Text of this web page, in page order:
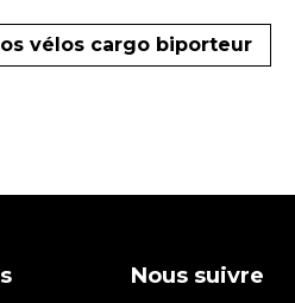
vélos cargo biporteur
Nous suivre